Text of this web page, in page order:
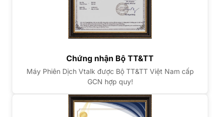
Chứng nhận Bộ TT&TT
Máy Phiên Dịch Vtalk được Bộ TT&TT Việt Nam cấp
GCN hợp quy!